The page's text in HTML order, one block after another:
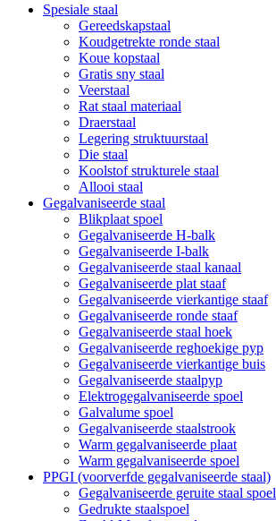
Spesiale staal
Gereedskapstaal
Koudgetrekte ronde staal
Koue kopstaal
Gratis sny staal
Veerstaal
Rat staal materiaal
Draerstaal
Legering struktuurstaal
Die staal
Koolstof strukturele staal
Allooi staal
Gegalvaniseerde staal
Blikplaat spoel
Gegalvaniseerde H-balk
Gegalvaniseerde I-balk
Gegalvaniseerde staal kanaal
Gegalvaniseerde plat staaf
Gegalvaniseerde vierkantige staaf
Gegalvaniseerde ronde staaf
Gegalvaniseerde staal hoek
Gegalvaniseerde reghoekige pyp
Gegalvaniseerde vierkantige buis
Gegalvaniseerde staalpyp
Elektrogegalvaniseerde spoel
Galvalume spoel
Gegalvaniseerde staalstrook
Warm gegalvaniseerde plaat
Warm gegalvaniseerde spoel
PPGI (voorverfde gegalvaniseerde staal)
Gegalvaniseerde geruite staal spoel
Gedrukte staalspoel